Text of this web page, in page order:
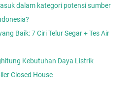
dalam kategori potensi sumber
Baik: 7 Ciri Telur Segar + Tes Air
Kebutuhan Daya Listrik
Closed House